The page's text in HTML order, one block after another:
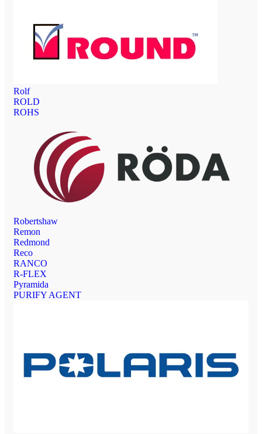
Rolf
ROLD
ROHS
Robertshaw
Remon
Redmond
Reco
RANCO
R-FLEX
Pyramida
PURIFY AGENT